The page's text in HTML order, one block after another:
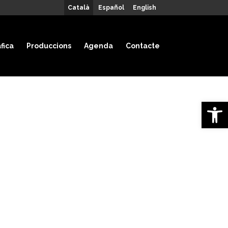
Català Español English
Produccions Agenda Contacte
Obre